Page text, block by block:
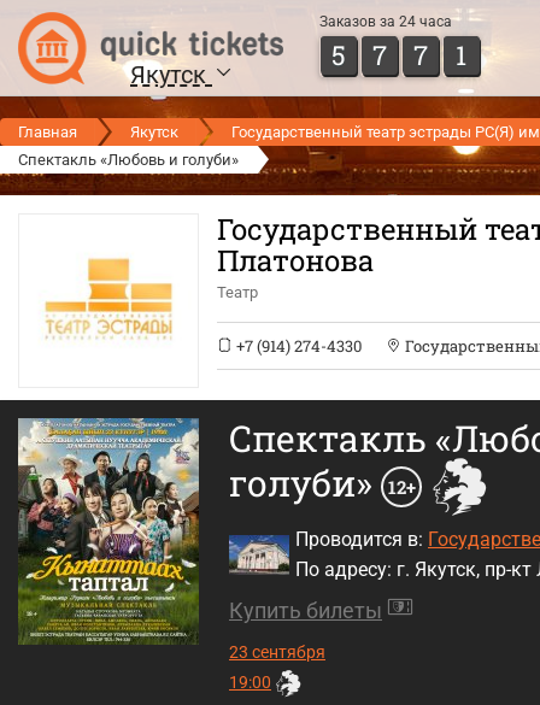
Якутск
Заказов за 24 часа
5 7 7 1
Главная Якутск
Государственный театр эстрады РС(Я)
Спектакль «Любовь и голуби»
Государственный
Платонова
Театр
+7 (914) 274-4330
Спектакль
голуби»
12+
Проводится в: Государственный
По адресу: г. Якутск, пр-
Купить билеты
23 сентября
19:00